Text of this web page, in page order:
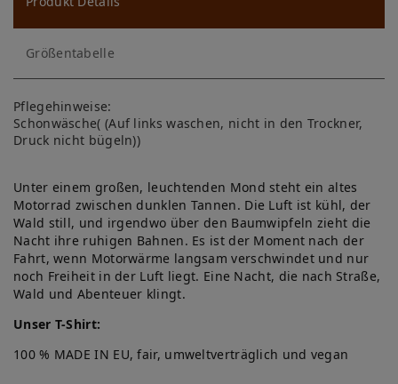
ns
ch
lis
te
Größentabelle
Pflegehinweise:
Schonwäsche( (Auf links waschen, nicht in den Trockner,
Druck nicht bügeln))
Unter einem großen, leuchtenden Mond steht ein altes
Motorrad zwischen dunklen Tannen. Die Luft ist kühl, der
Wald still, und irgendwo über den Baumwipfeln zieht die
Nacht ihre ruhigen Bahnen. Es ist der Moment nach der
Fahrt, wenn Motorwärme langsam verschwindet und nur
noch Freiheit in der Luft liegt. Eine Nacht, die nach Straße,
Wald und Abenteuer klingt.
Unser T-Shirt:
100 % MADE IN EU, fair, umweltverträglich und vegan